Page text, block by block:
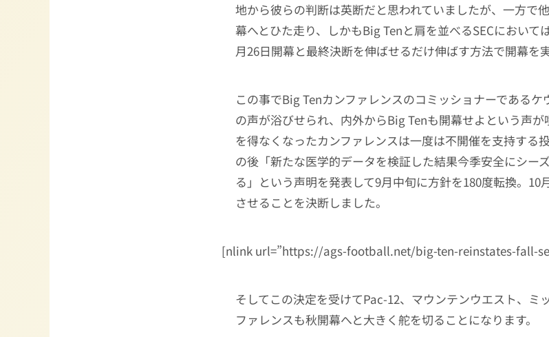
地から彼らの判断は英断だと思われていましたが、一方で
幕へとひた走り、しかもBig Tenと肩を並べるSECにおいて
月26日開幕と最終決断を伸ばせるだけ伸ばす方法で開幕を
この事でBig Tenカンファレンスのコミッショナーである
の声が浴びせられ、内外からBig Tenも開幕せよという声
を得なくなったカンファレンスは一度は不開催を支持する
の後「新たな医学的データを検証した結果今季安全にシー
る」という声明を発表して9月中旬に方針を180度転換。10
させることを決断しました。
[nlink url=”https://ags-football.net/big-ten-reinstates-fall-
そしてこの決定を受けてPac-12、マウンテンウエスト、ミ
ファレンスも秋開幕へと大きく舵を切ることになります。